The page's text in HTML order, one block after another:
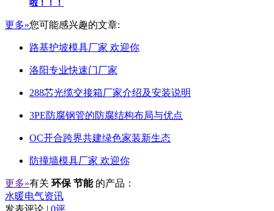
啦！！！
更多»您可能感兴趣的文章:
路基护坡模具厂家 欢迎你
洛阳专业快速门厂家
288芯光缆交接箱厂家介绍及安装说明
3PE防腐钢管的防腐结构布局与优点
OC开合跨界共建绿色家装新生态
防撞墙模具厂家 欢迎你
更多»有关 环保 节能 的产品：
水暖电气资讯
发表评论 | 0评